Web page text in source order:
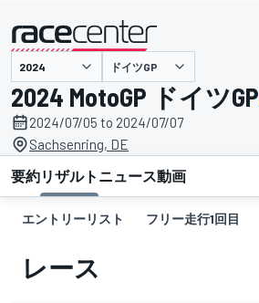
主催 ドイツGP
2024 MotoGP ドイツGP
2024/07/05 to 2024/07/07
Sachsenring, DE
要約リザルト ニュース動画
エントリーリスト フリー走行1回目
レース